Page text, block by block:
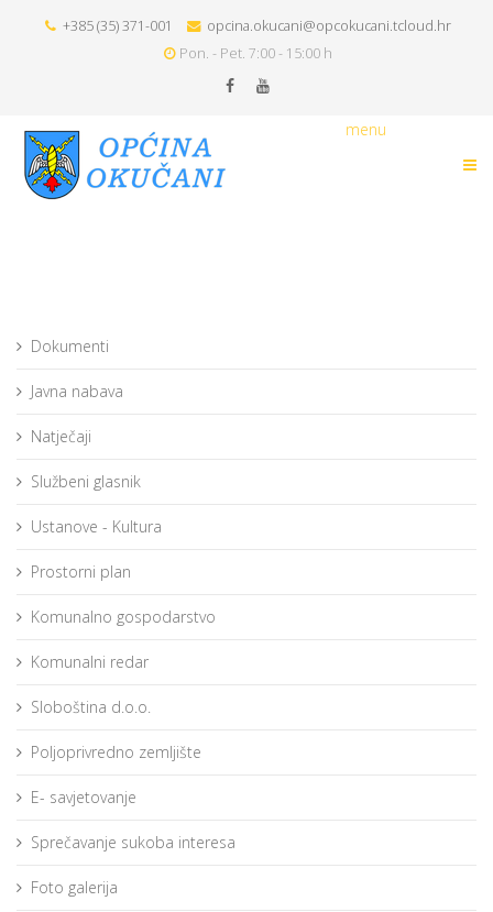
+385 (35) 371-001
opcina.okucani@opcokucani.tcloud.hr
Pon. - Pet. 7:00 - 15:00 h
menu
Dokumenti
Javna nabava
Natječaji
Službeni glasnik
Ustanove - Kultura
Prostorni plan
Komunalno gospodarstvo
Komunalni redar
Sloboština d.o.o.
Poljoprivredno zemljište
E- savjetovanje
Sprečavanje sukoba interesa
Foto galerija